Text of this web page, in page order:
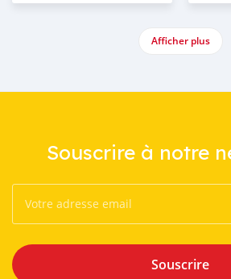
Afficher plus
Souscrire à notre
Souscrire